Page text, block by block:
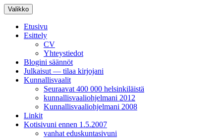
Siirry
sisältöön
Valikko
Etusivu
Esittely
CV
Yhteystiedot
Blogini säännöt
Julkaisut — tilaa kirjojani
Kunnallisvaalit
Seuraavat 400 000 helsinkiläistä
kunnallisvaaliohjelmani 2012
Kunnallisvaaliohjelmani 2008
Linkit
Kotisivuni ennen 1.5.2007
vanhat eduskuntasivuni